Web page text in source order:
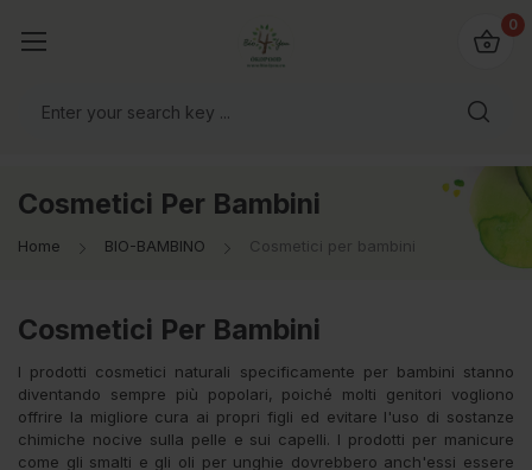
mondo!
0
Cosmetici Per Bambini
Home BIO-BAMBINO Cosmetici per bambini
Cosmetici Per Bambini
I prodotti cosmetici naturali specificamente per bambini stanno
diventando sempre più popolari, poiché molti genitori vogliono
offrire la migliore cura ai propri figli ed evitare l'uso di sostanze
chimiche nocive sulla pelle e sui capelli. I prodotti per manicure
come gli smalti e gli oli per unghie dovrebbero anch'essi essere